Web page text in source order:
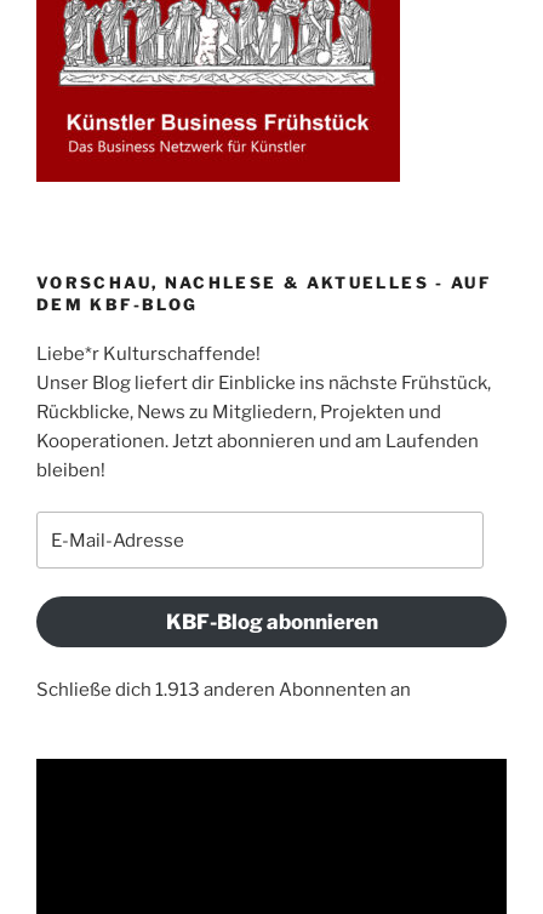
VORSCHAU, NACHLESE & AKTUELLES - AUF
DEM KBF-BLOG
Liebe*r Kulturschaffende!
Unser Blog liefert dir Einblicke ins nächste Frühstück,
Rückblicke, News zu Mitgliedern, Projekten und
Kooperationen. Jetzt abonnieren und am Laufenden
bleiben!
Mail-
KBF-Blog abonnieren
Schließe dich 1.913 anderen Abonnenten an